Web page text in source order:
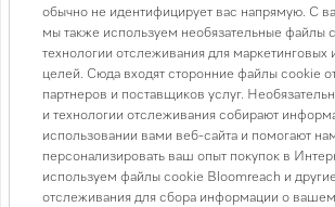
• ФункцииStop&Go, Booster
• Функция поддержания тепла
• WiFiConn@ct, Con@ctivity 3.0,
• Размер ниши (Ш x Г): 560-600 x
• Встраивание заподлицо (Ш х Г):
• Страна-производитель: Германия
• Гарантия 2 года
обычно не идентифицирует вас напрямую. С
мы также используем необязательные файлы
технологии отслеживания для маркетинговых
целей. Сюда входят сторонние файлы cookie
партнеров и поставщиков услуг.
и технологии отслеживания собирают
использовании вами веб-сайта и помогают
персонализировать ваш опыт покупок в
используем файлы cookie Bloomreach и
отслеживания для сбора информации о